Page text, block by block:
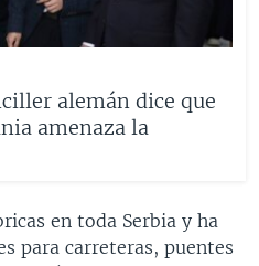
alemán dice que
amenaza la
en toda Serbia y ha
para carreteras, puentes